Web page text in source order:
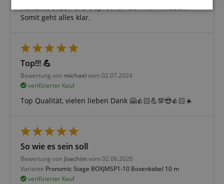
Somit geht alles klar.
Top!!! 💪
Bewertung von michaelvom 02.07.2024
verifizierter Kauf
Top Qualität, vielen lieben Dank 🤗👍🏻💪💯😎👍🏻☀️
So wie es sein soll
Bewertung von Joachimvom 02.06.2026
Variante Pronomic Stage BOXJMSP1-10 Boxenkabel 10 m
verifizierter Kauf
Statistik Marketing Funktional
Statistik-Cookies werden verwendet, um zu sehen,
identifizieren.